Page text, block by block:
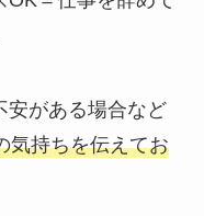
安がある場合など
気持ちを伝えてお